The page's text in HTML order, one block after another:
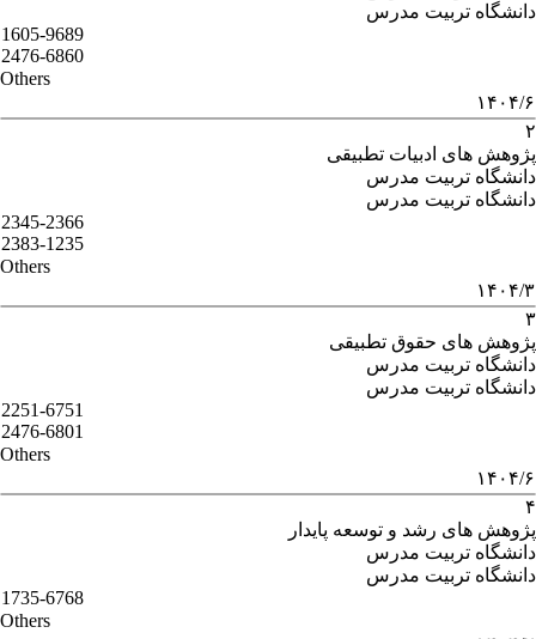
دانشگاه تربیت مدرس
1605-9689
2476-6860
Others
۱۴۰۴/۶
۲
پژوهش های ادبیات تطبیقی
دانشگاه تربیت مدرس
دانشگاه تربیت مدرس
2345-2366
2383-1235
Others
۱۴۰۴/۳
۳
پژوهش های حقوق تطبیقی
دانشگاه تربیت مدرس
دانشگاه تربیت مدرس
2251-6751
2476-6801
Others
۱۴۰۴/۶
۴
پژوهش های رشد و توسعه پایدار
دانشگاه تربیت مدرس
دانشگاه تربیت مدرس
1735-6768
Others